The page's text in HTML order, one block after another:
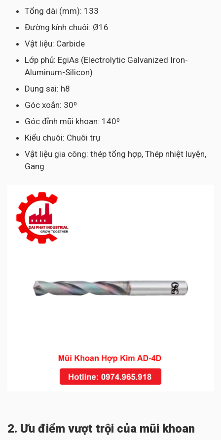
Tổng dài (mm): 133
Đường kính chuôi: Ø16
Vật liệu: Carbide
Lớp phủ: EgiAs (Electrolytic Galvanized Iron-
Aluminum-Silicon)
Dung sai: h8
Góc xoắn: 30⁰
Góc đỉnh mũi khoan: 140⁰
Kiểu chuôi: Chuôi trụ
Vật liệu gia công: thép tổng hợp, Thép nhiệt luyện,
Gang
2. Ưu điểm vượt trội của mũi khoan